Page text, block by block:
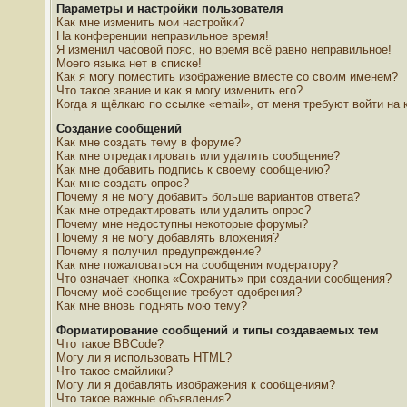
Параметры и настройки пользователя
Как мне изменить мои настройки?
На конференции неправильное время!
Я изменил часовой пояс, но время всё равно неправильное!
Моего языка нет в списке!
Как я могу поместить изображение вместе со своим именем?
Что такое звание и как я могу изменить его?
Когда я щёлкаю по ссылке «email», от меня требуют войти на
Создание сообщений
Как мне создать тему в форуме?
Как мне отредактировать или удалить сообщение?
Как мне добавить подпись к своему сообщению?
Как мне создать опрос?
Почему я не могу добавить больше вариантов ответа?
Как мне отредактировать или удалить опрос?
Почему мне недоступны некоторые форумы?
Почему я не могу добавлять вложения?
Почему я получил предупреждение?
Как мне пожаловаться на сообщения модератору?
Что означает кнопка «Сохранить» при создании сообщения?
Почему моё сообщение требует одобрения?
Как мне вновь поднять мою тему?
Форматирование сообщений и типы создаваемых тем
Что такое BBCode?
Могу ли я использовать HTML?
Что такое смайлики?
Могу ли я добавлять изображения к сообщениям?
Что такое важные объявления?